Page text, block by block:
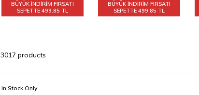
BÜYÜK İNDİRİM FIRSATI
SEPETTE 499.85 TL
BÜYÜK İNDİRİM FIRSATI
SEPETTE 499.85 TL
3017 products
In Stock Only